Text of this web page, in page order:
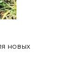
новых